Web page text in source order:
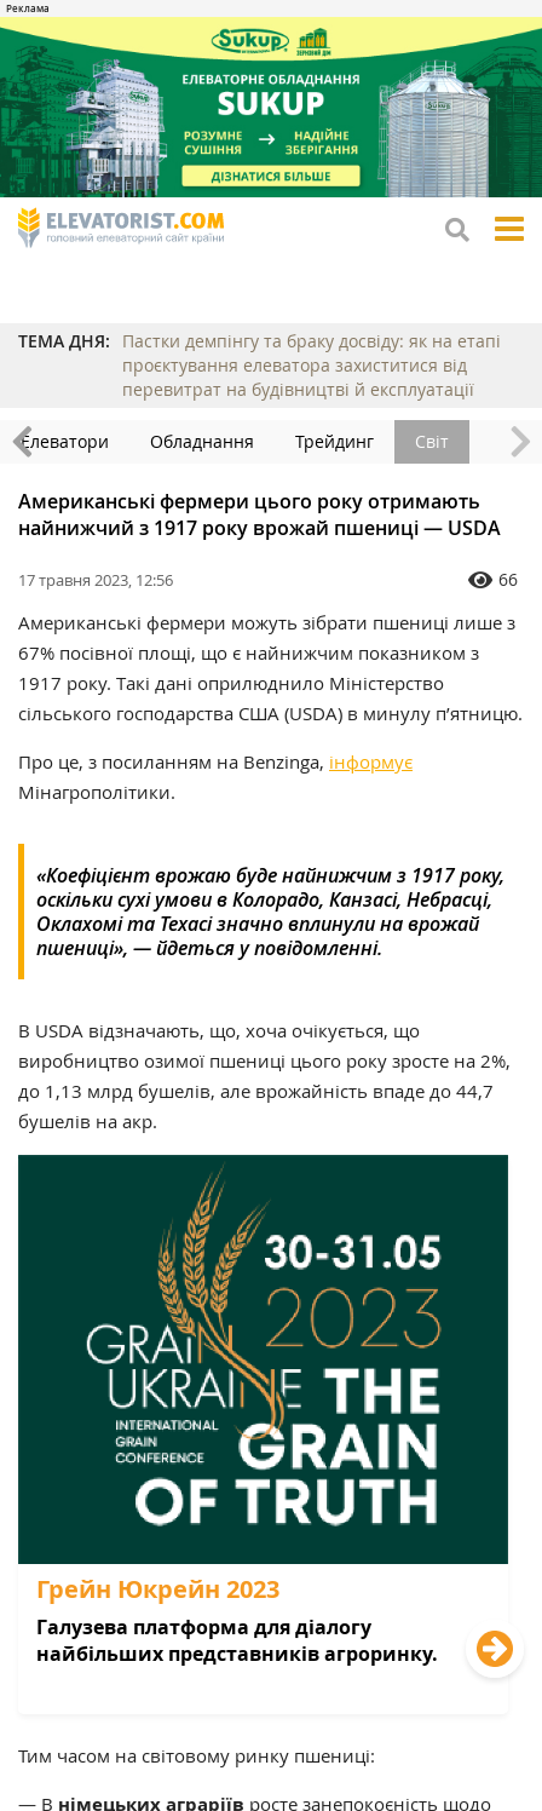
ТЕМА ДНЯ:
Пастки демпінгу та браку досвіду: як на етапі
проєктування елеватора захиститися від
перевитрат на будівництві й експлуатації
Елеватори Обладнання Трейдинг Світ
Американські фермери цього року отримають
найнижчий з 1917 року врожай пшениці — USDA
17 травня 2023, 12:56 66
Американські фермери можуть зібрати пшениці лише з
67% посівної площі, що є найнижчим показником з
1917 року. Такі дані оприлюднило Міністерство
сільського господарства США (USDA) в минулу п’ятницю.
Про це, з посиланням на Benzinga, інформує
Мінагрополітики.
«Коефіцієнт врожаю буде найнижчим з 1917 року,
оскільки сухі умови в Колорадо, Канзасі, Небрасці,
Оклахомі та Техасі значно вплинули на врожай
пшениці», — йдеться у повідомленні.
В USDA відзначають, що, хоча очікується, що
виробництво озимої пшениці цього року зросте на 2%,
до 1,13 млрд бушелів, але врожайність впаде до 44,7
бушелів на акр.
Грейн Юкрейн 2023
Галузева платформа для діалогу
найбільших представників агроринку.
Тим часом на світовому ринку пшениці:
— В німецьких аграріїв росте занепокоєність щодо